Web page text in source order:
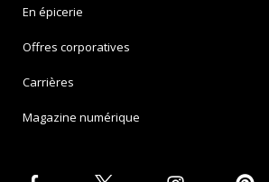
En épicerie
Offres corporatives
Carrières
Magazine numérique